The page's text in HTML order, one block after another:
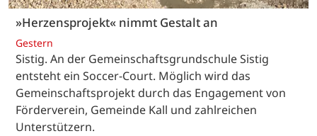
»Herzensprojekt« nimmt Gestalt an
Gestern
Sistig. An der Gemeinschaftsgrundschule Sistig
entsteht ein Soccer-Court. Möglich wird das
Gemeinschaftsprojekt durch das Engagement von
Förderverein, Gemeinde Kall und zahlreichen
Unterstützern.